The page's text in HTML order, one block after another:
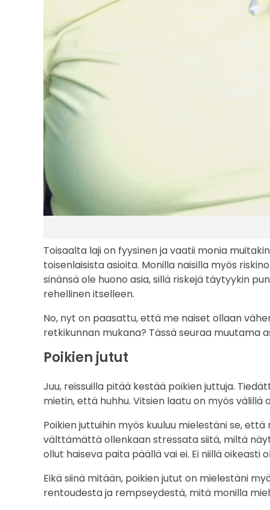
a
s
s
a
Toisaalta laji on fyysinen ja vaatii monia
toisenlaisista asioita. Monilla naisilla myös
sinänsä ole huono asia, sillä riskejä täytyykin
rehellinen itselleen.
No, nyt on paasattu, että me naiset ollaan
retkikunnan mukana? Tässä seuraa muutama
Poikien jutut
Juu, reissuilla pitää kestää poikien juttuja.
mietin, että huhhu. Vitsien laatu on myös
Poikien juttuihin myös kuuluu mielestäni se,
välttämättä ollenkaan stressata siitä, miltä
ollut haiseva paita päällä vai ei. Ei niillä oikeasti
Eikä siinä mitään, poikien jutut on mielestäni
rentoudesta ja rempseydestä, mitä monilla